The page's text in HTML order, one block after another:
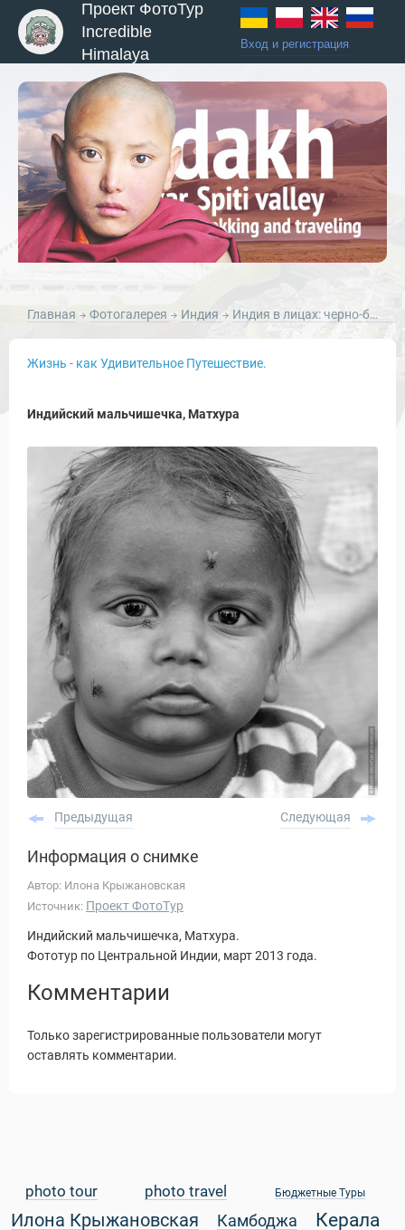
и Туры
Проект ФотоТур
Incredible
Himalaya
Вход и регистрация
Главная Фотогалерея Индия Индия в лицах: черно-белые портреты.
Жизнь - как Удивительное Путешествие.
Индийский мальчишечка, Матхура
Предыдущая Следующая
Информация о снимке
Автор: Илона Крыжановская
Источник: Проект ФотоТур
Индийский мальчишечка, Матхура.
Фототур по Центральной Индии, март 2013 года.
Комментарии
Только зарегистрированные пользователи могут
оставлять комментарии.
photo tour photo travel Бюджетные Туры
Илона Крыжановская Камбоджа
Керала